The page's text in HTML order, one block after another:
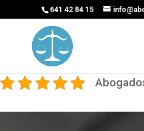
641 42 84 15